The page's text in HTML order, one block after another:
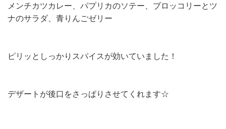
メンチカツカレー、パプリカのソテー、ブロッコリーとツ
ナのサラダ、青りんごゼリー
ピリッとしっかりスパイスが効いていました！
デザートが後口をさっぱりさせてくれます☆